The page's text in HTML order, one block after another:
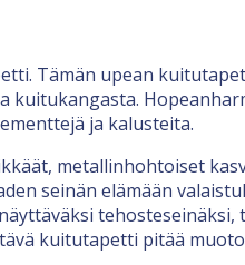
Tämän upean
ja kalusteita.
metallinhohtoiset
seinän elämään
kuitutapetti pitää